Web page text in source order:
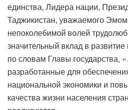
единства, Лидера нации,
Таджикистан, уважаемого
непоколебимой волей
значительный вклад в
по словам Главы
разработанные для
национальной экономики и
качества жизни населения